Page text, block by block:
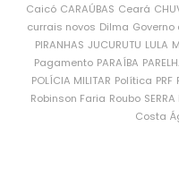
Caicó CARAÚBAS Ceará
currais novos Dilma Governo
PIRANHAS JUCURUTU LULA
Pagamento PARAÍBA
POLÍCIA MILITAR Política PRF
Robinson Faria Roubo
Costa